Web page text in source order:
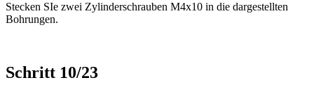
Stecken SIe zwei Zylinderschrauben M4x10 in die dargestellten
Bohrungen.
Schritt 10/23